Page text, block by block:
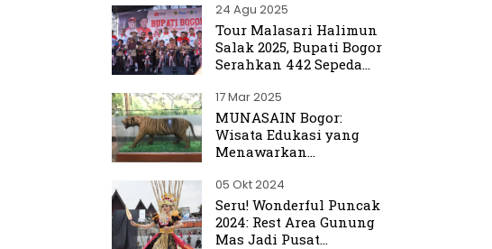
24 Agu 2025
Tour Malasari Halimun
Salak 2025, Bupati Bogor
Serahkan 442 Sepeda
17 Mar 2025
MUNASAIN Bogor:
Wisata Edukasi yang
Menawarkan
dari Kebun Raya Bogor
05 Okt 2024
Seru! Wonderful Puncak
2024: Rest Area Gunung
Mas Jadi Pusat